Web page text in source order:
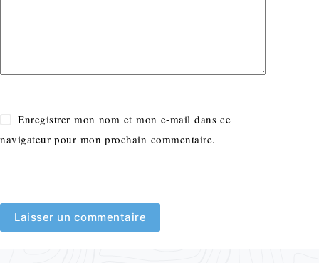
Enregistrer mon nom et mon e-mail dans ce
navigateur pour mon prochain commentaire.
Laisser un commentaire